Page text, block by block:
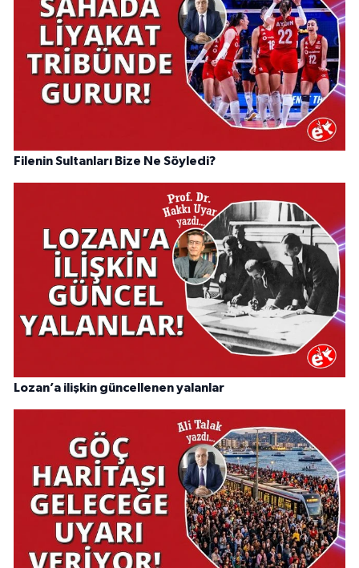
Filenin Sultanları Bize Ne Söyledi?
Lozan’a ilişkin güncellenen yalanlar